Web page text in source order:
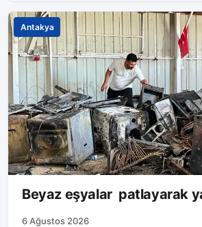
Antakya
Beyaz eşyalar patlayarak
6 Ağustos 2026